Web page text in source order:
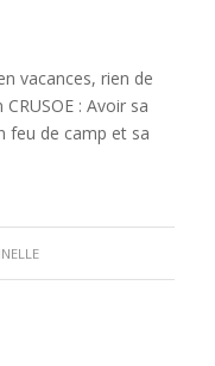
vacances, rien de
: Avoir sa
feu de camp et sa